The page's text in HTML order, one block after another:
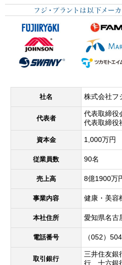
社名 株式会社フ
代表者
代表取締
代表取締
資本金 1,000万円
従業員数 90名
売上高 8億1900万
事業内容 健康・美容
本社住所 愛知県名古
電話番号 （052）
取引銀行
三井住友銀
行、十六銀